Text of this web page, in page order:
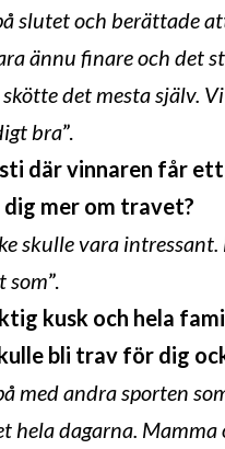
slutet och berättade
ännu finare och det
det mesta själv.
bra”.
där vinnaren får
mer om travet?
skulle vara
som”.
kusk och hela
bli trav för dig
med andra sporten
dagarna. Mamma